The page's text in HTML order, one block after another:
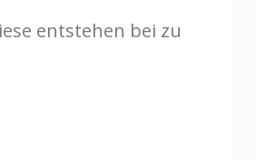
entstehen bei zu